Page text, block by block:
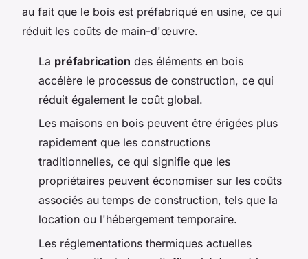
au fait que le bois est préfabriqué en usine, ce qui
réduit les coûts de main-d'œuvre.
La préfabrication des éléments en bois
accélère le processus de construction, ce qui
réduit également le coût global.
Les maisons en bois peuvent être érigées plus
rapidement que les constructions
traditionnelles, ce qui signifie que les
propriétaires peuvent économiser sur les coûts
associés au temps de construction, tels que la
location ou l'hébergement temporaire.
Les réglementations thermiques actuelles